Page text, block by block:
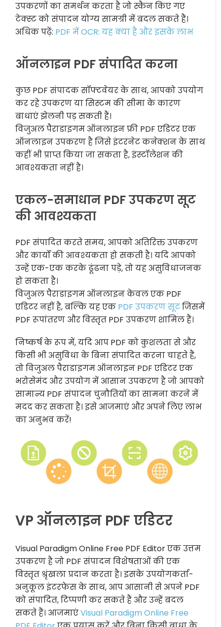
उपकरणों का समर्थन करता है जो स्कैन किए गए
टेक्स्ट को संपादन योग्य सामग्री में बदल सकते हैं।
अधिक पढ़ें: PDF में OCR: यह क्या है और इसके लाभ
ऑनलाइन PDF संपादित करना
कुछ PDF संपादक सॉफ्टवेयर के साथ, आपको उपयोग
कर रहे उपकरण या सिस्टम की सीमा के कारण
बाधाएं झेलनी पड़ सकती हैं।
विजुअल पैराडाइगम ऑनलाइन फ्री PDF एडिटर एक
ऑनलाइन उपकरण है जिसे इंटरनेट कनेक्शन के साथ
कहीं भी प्राप्त किया जा सकता है, इंस्टॉलेशन की
आवश्यकता नहीं है।
एकल-समाधान PDF उपकरण सूट
की आवश्यकता
PDF संपादित करते समय, आपको अतिरिक्त उपकरण
और कार्यों की आवश्यकता हो सकती है। यदि आपको
उन्हें एक-एक करके ढूंढना पड़े, तो यह असुविधाजनक
हो सकता है।
विजुअल पैराडाइगम ऑनलाइन केवल एक PDF
एडिटर नहीं है, बल्कि यह एक PDF उपकरण सूटजिसमें
PDF रूपांतरण और विस्तृत PDF उपकरण शामिल हैं।
निष्कर्ष के रूप में, यदि आप PDF को कुशलता से और
किसी भी असुविधा के बिना संपादित करना चाहते हैं,
तो विजुअल पैराडाइगम ऑनलाइन PDF एडिटर एक
भरोसेमंद और उपयोग में आसान उपकरण है जो आपको
सामान्य PDF संपादन चुनौतियों का सामना करने में
मदद कर सकता है। इसे आजमाएं और अपने लिए लाभ
का अनुभव करें!
VP ऑनलाइन PDF एडिटर
Visual Paradigm Online Free PDF Editor एक उत्तम
उपकरण है जो PDF संपादन विशेषताओं की एक
विस्तृत श्रृंखला प्रदान करता है। इसके उपयोगकर्ता-
अनुकूल इंटरफेस के साथ, आप आसानी से अपने PDF
को संपादित, टिप्पणी कर सकते हैं और उन्हें बदल
सकते हैं। आजमाएंVisual Paradigm Online Free